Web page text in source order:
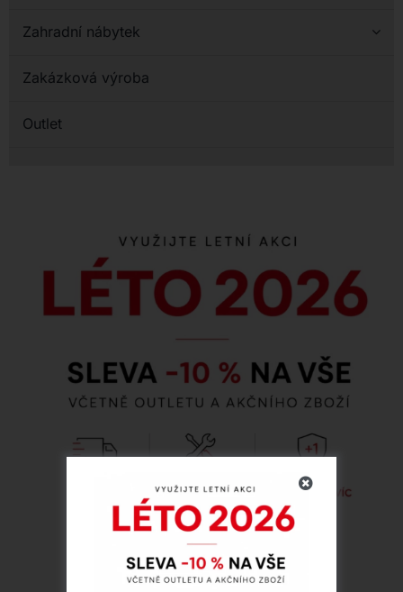
Zahradní nábytek
Zakázková výroba
Outlet